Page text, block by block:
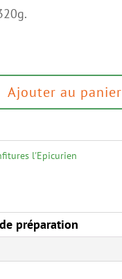
Ajouter au panier
l'Epicurien
préparation